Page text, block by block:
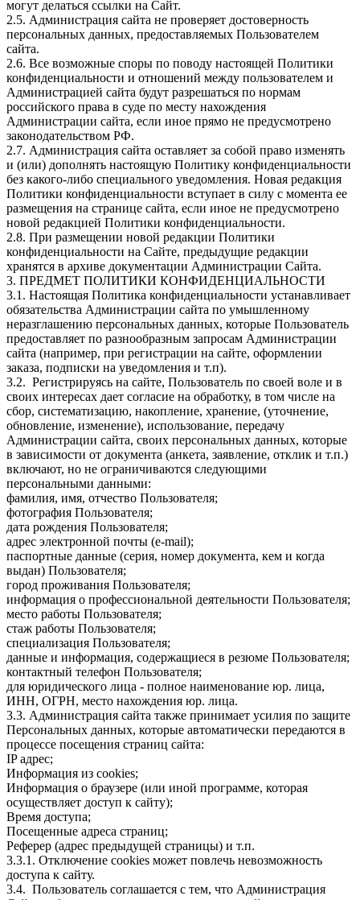
могут делаться ссылки на Сайт.
2.5. Администрация сайта не проверяет достоверность
персональных данных, предоставляемых Пользователем
сайта.
2.6. Все возможные споры по поводу настоящей Политики
конфиденциальности и отношений между пользователем и
Администрацией сайта будут разрешаться по нормам
российского права в суде по месту нахождения
Администрации сайта, если иное прямо не предусмотрено
законодательством РФ.
2.7. Администрация сайта оставляет за собой право изменять
и (или) дополнять настоящую Политику конфиденциальности
без какого-либо специального уведомления. Новая редакция
Политики конфиденциальности вступает в силу с момента ее
размещения на странице сайта, если иное не предусмотрено
новой редакцией Политики конфиденциальности.
2.8. При размещении новой редакции Политики
конфиденциальности на Сайте, предыдущие редакции
хранятся в архиве документации Администрации Сайта.
3. ПРЕДМЕТ ПОЛИТИКИ КОНФИДЕНЦИАЛЬНОСТИ
3.1. Настоящая Политика конфиденциальности устанавливает
обязательства Администрации сайта по умышленному
неразглашению персональных данных, которые Пользователь
предоставляет по разнообразным запросам Администрации
сайта (например, при регистрации на сайте, оформлении
заказа, подписки на уведомления и т.п).
3.2. Регистрируясь на сайте, Пользователь по своей воле и в
своих интересах дает согласие на обработку, в том числе на
сбор, систематизацию, накопление, хранение, (уточнение,
обновление, изменение), использование, передачу
Администрации сайта, своих персональных данных, которые
в зависимости от документа (анкета, заявление, отклик и т.п.)
включают, но не ограничиваются следующими
персональными данными:
фамилия, имя, отчество Пользователя;
фотография Пользователя;
дата рождения Пользователя;
адрес электронной почты (e-mail);
паспортные данные (серия, номер документа, кем и когда
выдан) Пользователя;
город проживания Пользователя;
информация о профессиональной деятельности Пользователя;
место работы Пользователя;
стаж работы Пользователя;
специализация Пользователя;
данные и информация, содержащиеся в резюме Пользователя;
контактный телефон Пользователя;
для юридического лица - полное наименование юр. лица,
ИНН, ОГРН, место нахождения юр. лица.
3.3. Администрация сайта также принимает усилия по защите
Персональных данных, которые автоматически передаются в
процессе посещения страниц сайта:
IP адрес;
Информация из cookies;
Информация о браузере (или иной программе, которая
осуществляет доступ к сайту);
Время доступа;
Посещенные адреса страниц;
Реферер (адрес предыдущей страницы) и т.п.
3.3.1. Отключение cookies может повлечь невозможность
доступа к сайту.
3.4. Пользователь соглашается с тем, что Администрация